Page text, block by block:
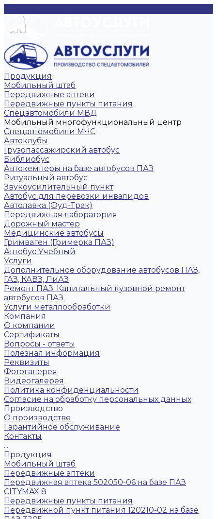
Продукция
Мобильный штаб
Передвижные аптеки
Передвижные пункты питания
Спецавтомобили МВД
Мобильный многофункциональный центр
Спецавтомобили МЧС
Автоклубы
Грузопассажирский автобус
Библиобус
Автокемперы на базе автобусов ПАЗ
Ритуальный автобус
Звукоусилительный пункт
Автобус для перевозки инвалидов
Автолавка (Фуд-Трак)
Передвижная лаборатория
Дорожный мастер
Медицинские автобусы
Гримваген (Гримерка ПАЗ)
Автобус Учебный
Услуги
Дополнительное оборудование автобусов ПАЗ,
ГАЗ, КАВЗ, ЛиАЗ
Ремонт ПАЗ. Капитальный кузовной ремонт
автобусов ПАЗ
Услуги металлообработки
Компания
О компании
Сертификаты
Вопросы - ответы
Полезная информация
Реквизиты
Фотогалерея
Видеогалерея
Политика конфиденциальности
Согласие на обработку персональных данных
Производство
О производстве
Гарантийное обслуживание
Контакты
...
Продукция
Мобильный штаб
Передвижные аптеки
Передвижная аптека 502050-06 на базе ПАЗ
CITYMAX 8
Передвижные пункты питания
Передвижной пункт питания 120210-02 на базе